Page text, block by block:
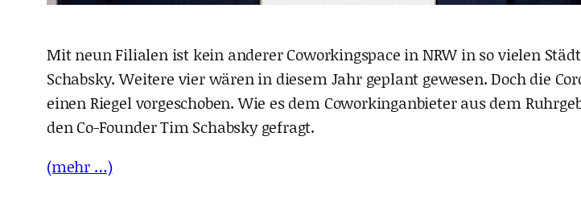
Mit neun Filialen ist kein anderer Coworkingspace in NRW in so vielen
Schabsky. Weitere vier wären in diesem Jahr geplant gewesen. Doch die
einen Riegel vorgeschoben. Wie es dem Coworkinganbieter aus dem
den Co-Founder Tim Schabsky gefragt.
(mehr …)